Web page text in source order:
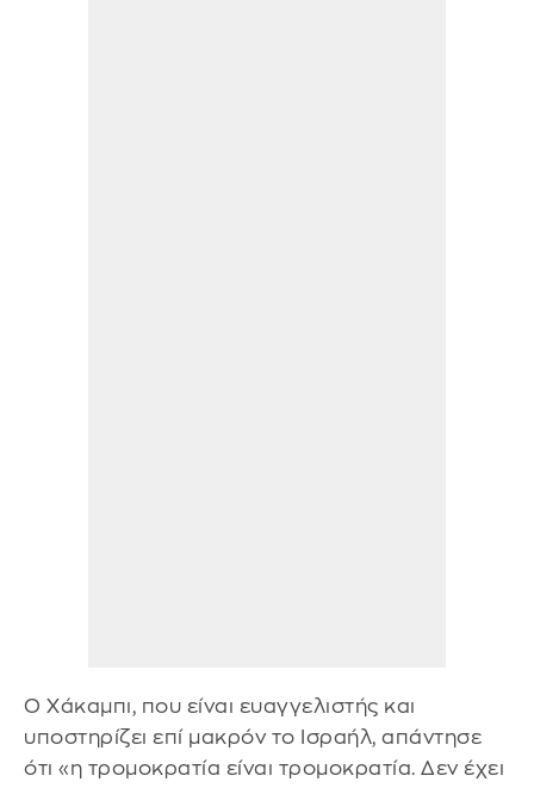
Ο Χάκαμπι, που είναι ευαγγελιστής και
υποστηρίζει επί μακρόν το Ισραήλ, απάντησε
ότι «η τρομοκρατία είναι τρομοκρατία. Δεν έχει